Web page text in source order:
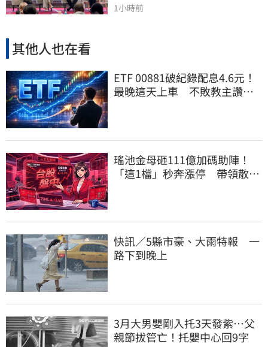
1小時前
其他人也在看
ETF 00881破紀錄配息4.6元！
最晚這天上車 不敗教主讚：
瑤池金母砸111億加碼助陣！
「這1檔」秒奔漲停 帶領散熱
快訊／5縣市豪、大雨特報 一
路下到晚上
3月大男嬰剛入托3天發紫…父
親節拔管亡！托嬰中心回9字